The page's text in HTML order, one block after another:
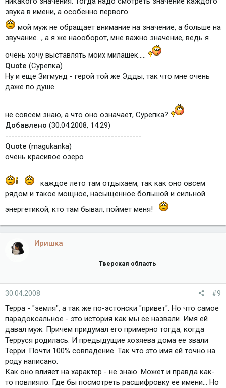
звука в имени, а особенно первого.
мой муж не обращает внимание на значение, а больше на
звучание..., а я же наооборот, мне важно значение, ведь я
очень хочу выставлять моих милашек.....
Quote (Сурепка)
Ну и еще Зигмунд - герой той же Эдды, так что мне очень
даже по душе.
не совсем знаю, а что оно означает, Сурепка?
Добавлено (30.04.2008, 14:29)
---------------------------------------------
Quote (magukanka)
очень красивое озеро
каждое лето там отдыхаем, так как оно овсем
рядом и такое мощное, насыщенное большой и сильной
энергетикой, кто там бывал, поймет меня!
Иришка
Тверская область
30.04.2008 #9
Терра - "земля", а так же по-эстонски "привет". Но что самое
парадоксальное - это история как мы ее назвали. Имя ей
давал муж. Причем придумал его примерно тогда, когда
Терруся родилась. И предыдущие хозяева дома ее звали
Терри. Почти 100% совпадение. Так что это имя ей точно на
роду написано.
Как оно влияет на характер - не знаю. Может и правда как-
то повлияло. Где бы посмотреть расшифровку ее имени... Но